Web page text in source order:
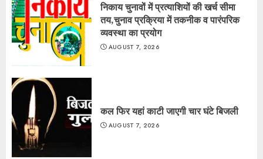
निकाय चुनावों में प्रत्याशियों की खर्च सीमा
तय,चुनाव प्रक्रिया में तकनीक व पारंपरिक
व्यवस्था का प्रयोग
AUGUST 7, 2026
कल फिर यहां काटी जाएगी चार घंटे बिजली
AUGUST 7, 2026